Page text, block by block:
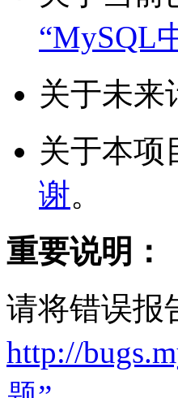
“MySQL
关于未来
关于本项
谢。
重要说明：
请将错误报
http://